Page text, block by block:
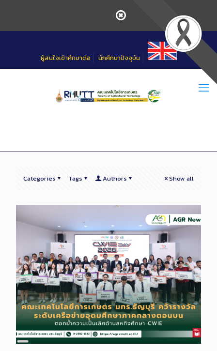
ผู้สนใจเข้าศึกษาต่อ นักศึกษาปัจจุบัน
Categories Tags Authors Show all
Long